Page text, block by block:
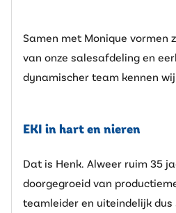
Samen met Monique vormen
van onze salesafdeling en
dynamischer team kennen wij
EKI in hart en nieren
Dat is Henk. Alweer ruim 35
doorgegroeid van
teamleider en uiteindelijk dus